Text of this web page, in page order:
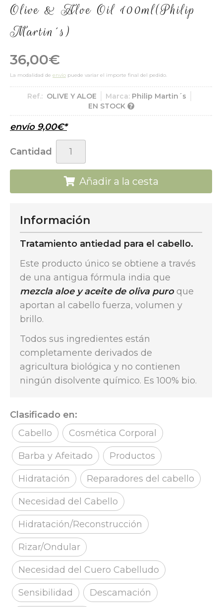
Olive & Aloe Oil 100ml(Philip
Martin´s)
36,00€
La modalidad de envío puede variar el importe final del pedido.
Ref.: OLIVE Y ALOE Marca: Philip Martin´s
EN STOCK
envío 9,00€*
Cantidad
Añadir a la cesta
Información
Tratamiento antiedad para el cabello.
Este producto único se obtiene a través
de una antigua fórmula india que
mezcla aloe y aceite de oliva puroque
aportan al cabello fuerza, volumen y
brillo.
Todos sus ingredientes están
completamente derivados de
agricultura biológica y no contienen
ningún disolvente químico. Es 100% bio.
Clasificado en:
Cabello
Cosmética Corporal
Barba y Afeitado Productos
Hidratación Reparadores del cabello
Necesidad del Cabello
Hidratación/Reconstrucción
Rizar/Ondular
Necesidad del Cuero Cabelludo
Sensibilidad Descamación